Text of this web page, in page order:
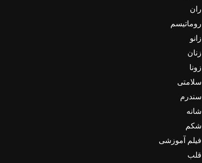
ران
روماتیسم
زانو
زنان
زونا
سلامتی
سندرم
شانه
شکم
فیلم آموزشی
قلب